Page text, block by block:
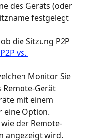
des Geräts (oder
festgelegt
die Sitzung P2P
P2P vs.
Monitor Sie
Remote-Gerät
mit einem
eine Option.
der Remote-
angezeigt wird.